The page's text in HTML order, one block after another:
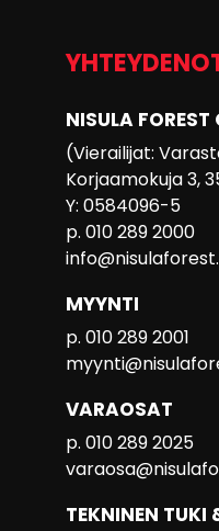
NISULA FOREST
(Vierailijat:
Korjaamokuja 3,
Y: 0584096-5
p. 010 289 2000
MYYNTI
p. 010 289 2001
VARAOSAT
p. 010 289 2025
TEKNINEN TUKI